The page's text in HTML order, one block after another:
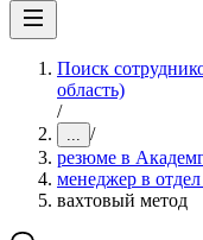
Поиск
область)
/
... /
резюме в
менеджер в
вахтовый метод